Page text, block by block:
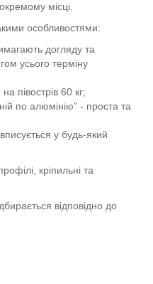
місці.
особливостями:
догляду та
усього терміну
півострів 60 кг;
по алюмінію" - проста та
у будь-який
кріпильні та
відповідно до